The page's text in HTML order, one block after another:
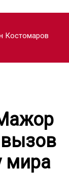
Костомаров
мира